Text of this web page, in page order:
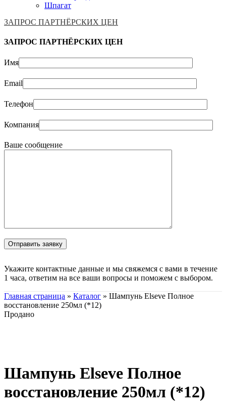
Шпагат
ЗАПРОС ПАРТНЁРСКИХ ЦЕН
ЗАПРОС ПАРТНЁРСКИХ ЦЕН
Имя
Email
Телефон
Компания
Ваше сообщение
Укажите контактные данные и мы свяжемся с вами в течение
1 часа, ответим на все ваши вопросы и поможем с выбором.
Главная страница » Каталог » Шампунь Elseve Полное
восстановление 250мл (*12)
Продано
Шампунь Elseve Полное
восстановление 250мл (*12)